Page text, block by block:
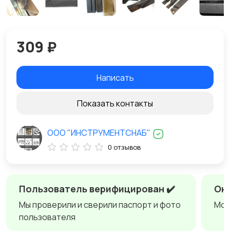
Пользователь верифицирован ✔️
Мы проверили и сверили паспорт и фото
пользователя
309 ₽
Написать
Показать контакты
ООО "ИНСТРУМЕНТСНАБ"
0 отзывов